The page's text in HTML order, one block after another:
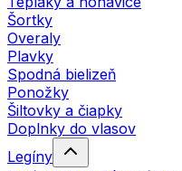
Šortky
Overaly
Plavky
Spodná bielizeň
Ponožky
Šiltovky a čiapky
Doplnky do vlasov
Legíny